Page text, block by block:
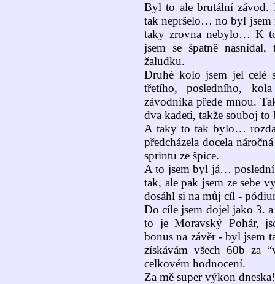
Byl to ale brutální
tak nepršelo… no byl jsem
taky zrovna nebylo… K
jsem se špatně
žaludku.
Druhé kolo jsem jel celé
třetího, posledního,
závodníka přede mnou.
dva kadeti, takže souboj
A taky to tak bylo…
předcházela docela
sprintu ze špice.
A to jsem byl já… poslední
tak, ale pak jsem ze sebe
dosáhl si na můj cíl -
Do cíle jsem dojel jako 3.
to je Moravský Pohár,
bonus na závěr - byl jsem
získávám všech 60b za
celkovém hodnocení.
Za mě super výkon